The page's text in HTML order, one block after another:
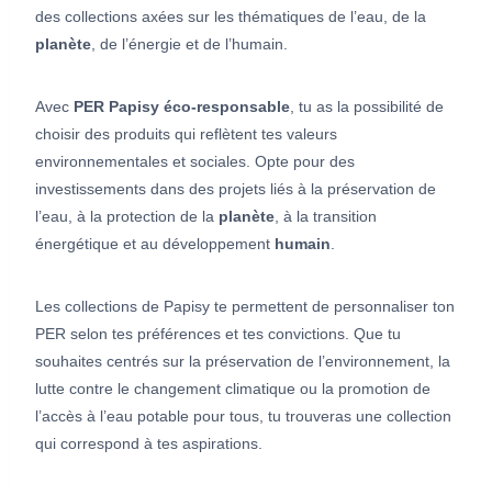
des collections axées sur les thématiques de l’eau, de la
planète , de l’énergie et de l’humain.
Avec PER Papisy éco-responsable , tu as la possibilité de
choisir des produits qui reflètent tes valeurs
environnementales et sociales. Opte pour des
investissements dans des projets liés à la préservation de
l’eau, à la protection de la planète , à la transition
énergétique et au développement humain
Les collections de Papisy te permettent de personnaliser ton
PER selon tes préférences et tes convictions. Que tu
souhaites centrés sur la préservation de l’environnement, la
lutte contre le changement climatique ou la promotion de
l’accès à l’eau potable pour tous, tu trouveras une collection
qui correspond à tes aspirations.